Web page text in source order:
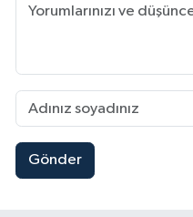
Gönder